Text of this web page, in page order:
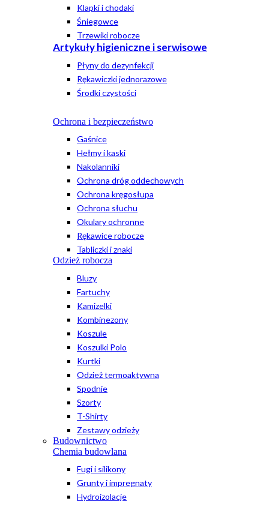
Klapki i chodaki
Śniegowce
Trzewiki robocze
Artykuły higieniczne i serwisowe
Płyny do dezynfekcji
Rękawiczki jednorazowe
Środki czystości
Ochrona i bezpieczeństwo
Gaśnice
Hełmy i kaski
Nakolanniki
Ochrona dróg oddechowych
Ochrona kręgosłupa
Ochrona słuchu
Okulary ochronne
Rękawice robocze
Tabliczki i znaki
Odzież robocza
Bluzy
Fartuchy
Kamizelki
Kombinezony
Koszule
Koszulki Polo
Kurtki
Odzież termoaktywna
Spodnie
Szorty
T-Shirty
Zestawy odzieży
Budownictwo
Chemia budowlana
Fugi i silikony
Grunty i impregnaty
Hydroizolacje